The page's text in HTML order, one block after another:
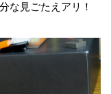
な見ごたえアリ！